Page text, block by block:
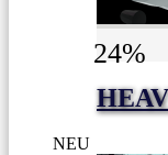
24%
NEU